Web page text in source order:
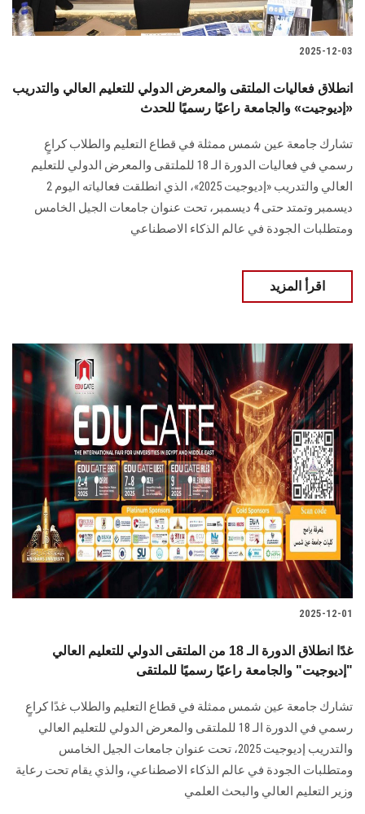
2025-12-03
انطلاق فعاليات الملتقى والمعرض الدولي للتعليم العالي والتدريب
«إديوجيت» والجامعة راعيًا رسميًا للحدث
تشارك جامعة عين شمس ممثلة في قطاع التعليم والطلاب كراعٍ
رسمي في فعاليات الدورة الـ 18 للملتقى والمعرض الدولي للتعليم
العالي والتدريب «إديوجيت 2025»، الذي انطلقت فعالياته اليوم 2
ديسمبر وتمتد حتى 4 ديسمبر، تحت عنوان جامعات الجيل الخامس
ومتطلبات الجودة في عالم الذكاء الاصطناعي
اقرأ المزيد
2025-12-01
غدًا انطلاق الدورة الـ 18 من الملتقى الدولي للتعليم العالي
"إديوجيت" والجامعة راعيًا رسميًا للملتقى
تشارك جامعة عين شمس ممثلة في قطاع التعليم والطلاب غدًا كراعٍ
رسمي في الدورة الـ 18 للملتقى والمعرض الدولي للتعليم العالي
والتدريب إديوجيت 2025، تحت عنوان جامعات الجيل الخامس
ومتطلبات الجودة في عالم الذكاء الاصطناعي، والذي يقام تحت رعاية
وزير التعليم العالي والبحث العلمي